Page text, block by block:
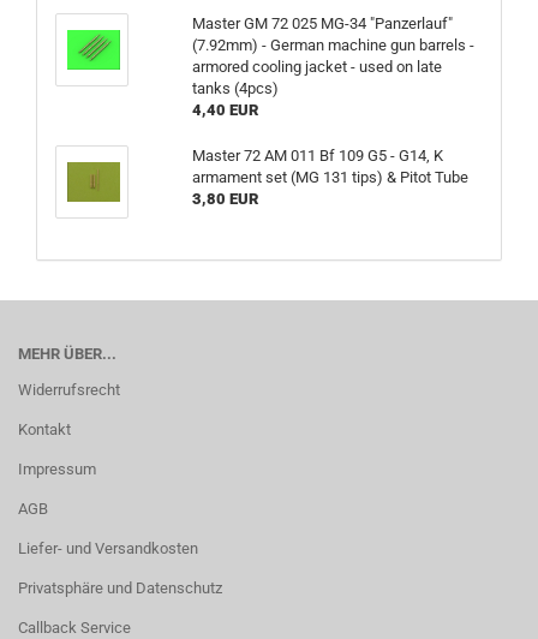
Master GM 72 025 MG-34 "Panzerlauf"
(7.92mm) - German machine gun barrels -
armored cooling jacket - used on late
tanks (4pcs)
4,40 EUR
Master 72 AM 011 Bf 109 G5 - G14, K
armament set (MG 131 tips) & Pitot Tube
3,80 EUR
MEHR ÜBER...
Widerrufsrecht
Kontakt
Impressum
AGB
Liefer- und Versandkosten
Privatsphäre und Datenschutz
Callback Service